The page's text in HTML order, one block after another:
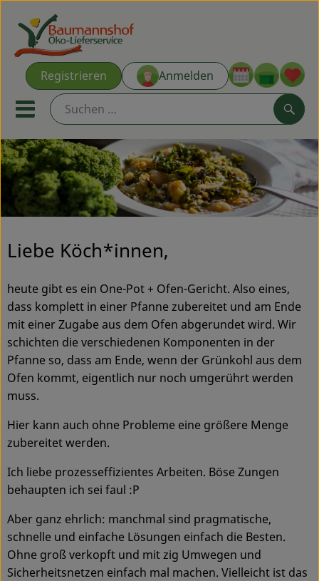
Registrieren Anmelden
Mobiles Menu öffnen oder
Ökokisten
Kochkisten
AUS DER REGION
Ökokisten
Obst & Gemüse
Kühltheke
Backwaren
Getränke
Drogerie
So geht's
Liebe Köch*innen,
heute gibt es ein One-Pot + Ofen-Gericht. Also eines,
dass komplett in einer Pfanne zubereitet und am Ende
mit einer Zugabe aus dem Ofen abgerundet wird. Wir
schichten die verschiedenen Komponenten in der
Pfanne so, dass am Ende, wenn der Grünkohl aus dem
Ofen kommt, eigentlich nur noch umgerührt werden
muss.
Hier kann auch ohne Probleme eine größere Menge
zubereitet werden.
Ich liebe prozesseffizientes Arbeiten. Böse Zungen
behaupten ich sei faul :P
Aber ganz ehrlich: manchmal sind pragmatische,
schnelle und einfache Lösungen einfach die Besten.
Ohne groß verkopft und mit zig Umwegen und
Sicherheitsnetzen einfach mal machen. Vielleicht ist das